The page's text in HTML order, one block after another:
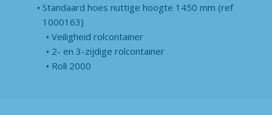
Standaard hoes nuttige hoogte 1450 mm (ref
1000163)
Veiligheid rolcontainer
2- en 3-zijdige rolcontainer
Roll 2000